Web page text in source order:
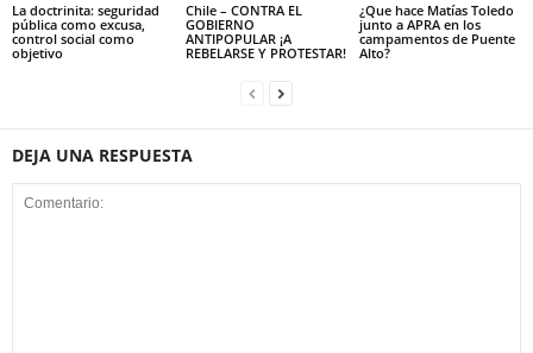
La doctrinita: seguridad
pública como excusa,
control social como
objetivo
Chile – CONTRA EL
GOBIERNO
ANTIPOPULAR ¡A
REBELARSE Y PROTESTAR!
¿Que hace Matías Toledo
junto a APRA en los
campamentos de Puente
Alto?
DEJA UNA RESPUESTA